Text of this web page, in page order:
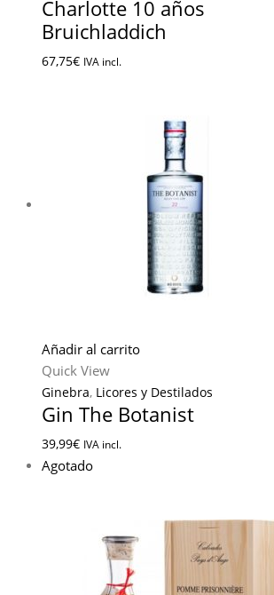
Charlotte 10 años
Bruichladdich
67,75€ IVA incl.
Añadir al carrito
Quick View
Ginebra, Licores y Destilados
Gin The Botanist
39,99€ IVA incl.
Agotado